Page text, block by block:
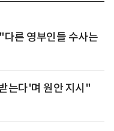
른 영부인들 수사는
는다'며 원안 지시"